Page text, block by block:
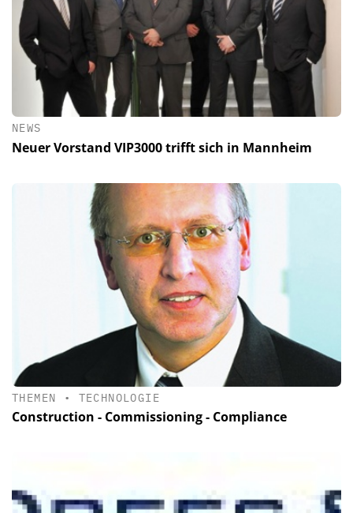
NEWS
Neuer Vorstand VIP3000 trifft sich in Mannheim
THEMEN • TECHNOLOGIE
Construction - Commissioning - Compliance